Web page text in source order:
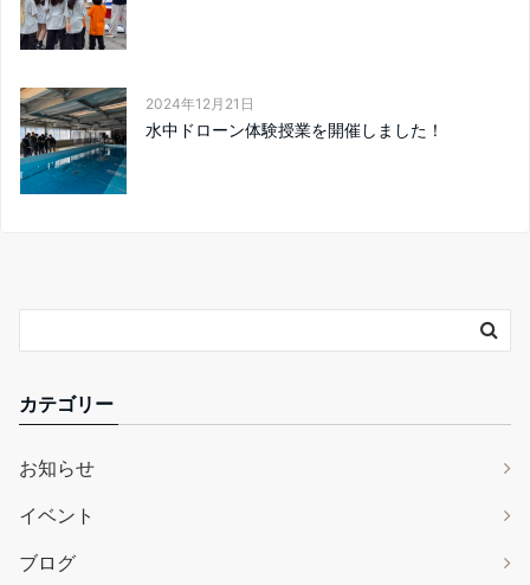
2024年12月21日
水中ドローン体験授業を開催しました！
カテゴリー
お知らせ
イベント
ブログ